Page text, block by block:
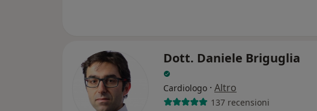
Dott. Daniele Briguglia
Cardiologo · Altro
137 recensioni